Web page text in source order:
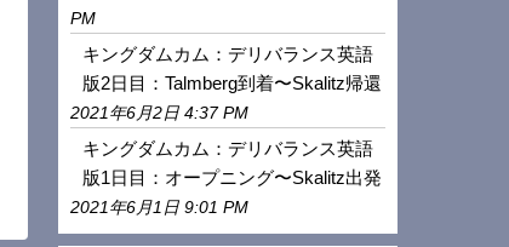
PM
キングダムカム：デリバランス英語
版2日目：Talmberg到着〜Skalitz帰還
2021年6月2日 4:37 PM
キングダムカム：デリバランス英語
版1日目：オープニング〜Skalitz出発
2021年6月1日 9:01 PM